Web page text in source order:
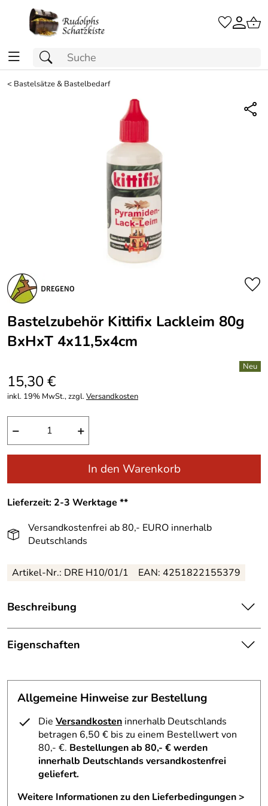
< Bastelsätze & Bastelbedarf
Bastelzubehör Kittifix Lackleim 80g
BxHxT 4x11,5x4cm
15,30 €
inkl. 19% MwSt., zzgl.Versandkosten
− +
In den Warenkorb
Lieferzeit: 2-3 Werktage **
Versandkostenfrei ab 80,- EURO innerhalb
Deutschlands
Artikel-Nr.: DRE H10/01/1 EAN: 4251822155379
Beschreibung
Perfekter Bastelspaß mit Kittifix Lackleim 80g – Kreative
Holzarbeiten für Groß und Klein
Holzverarbeitung in diesem einzigartigen Holzkaltleim
vereinen. Der Kittifix Lackleim aus dem Erzgebirge ist ein
wahres Muss für alle Bastelfreunde und
Handwerksbegeisterten. Ideal zum Zusammenfügen von
Sperrholzteilen lässt er jedes Bastelprojekt zu einem
Meisterwerk werden.
Der hochwertige Kaltleim wird im Herzen des Erzgebirges
produziert und steht für Präzision und Perfektion. Seine
Anwendung verleiht Ihren Bastelarbeiten die perfekte
Eigenschaften
Herstellungsort
Kurort Seiffen
Hersteller:
Großhandel Dregeno
Farbe:
Weiß
Allgemeine Hinweise zur Bestellung
Die Versandkosten innerhalb Deutschlands
betragen 6,50 € bis zu einem Bestellwert von
80,- €. Bestellungen ab 80,- € werden
innerhalb Deutschlands versandkostenfrei
geliefert.
Weitere Informationen zu den Lieferbedingungen >